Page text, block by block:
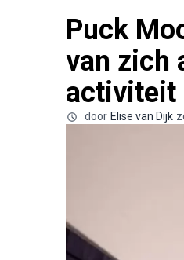
Puck
van zich
activiteit
door Elise van Dijk